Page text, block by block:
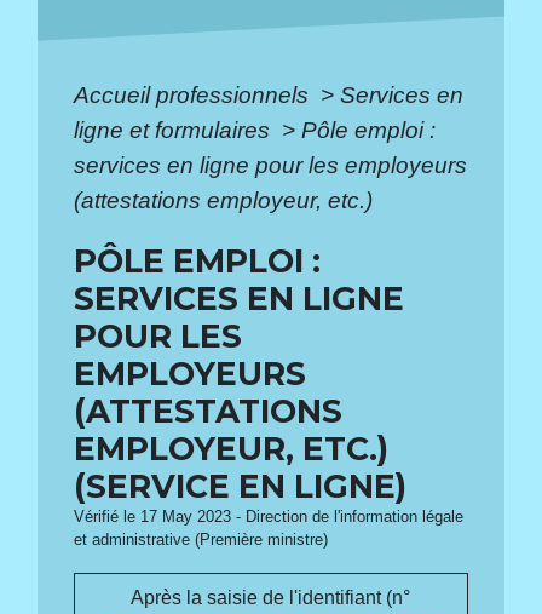
Accueil professionnels > Services en
ligne et formulaires > Pôle emploi :
services en ligne pour les employeurs
(attestations employeur, etc.)
PÔLE EMPLOI :
SERVICES EN LIGNE
POUR LES
EMPLOYEURS
(ATTESTATIONS
EMPLOYEUR, ETC.)
(SERVICE EN LIGNE)
Vérifié le 17 May 2023 - Direction de l'information légale
et administrative (Première ministre)
Après la saisie de l'identifiant (n°